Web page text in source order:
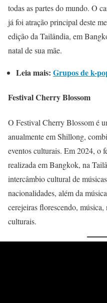
todas as partes do mundo. O
já foi atração principal deste
edição da Tailândia, em
natal de sua mãe.
Leia mais: Grupos de k-
Festival Cherry Blossom
O Festival Cherry Blossom é
anualmente em Shillong,
eventos culturais. Em 2024, o
realizada em Bangkok, na
intercâmbio cultural de
nacionalidades, além da
cerejeiras florescendo,
culturais.